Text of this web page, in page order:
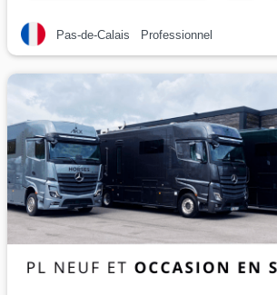
Pas-de-Calais
Professionnel